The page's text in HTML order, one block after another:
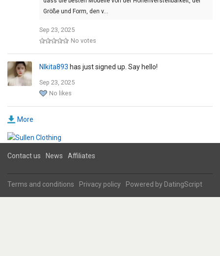
Größe und Form, den v…
Sep 23, 2025
No votes
NIkita893 has just signed up. Say hello!
Sep 23, 2025
No likes
More
Contact us News Affiliates
Terms and conditions Privacy policy Powered by DatingScript